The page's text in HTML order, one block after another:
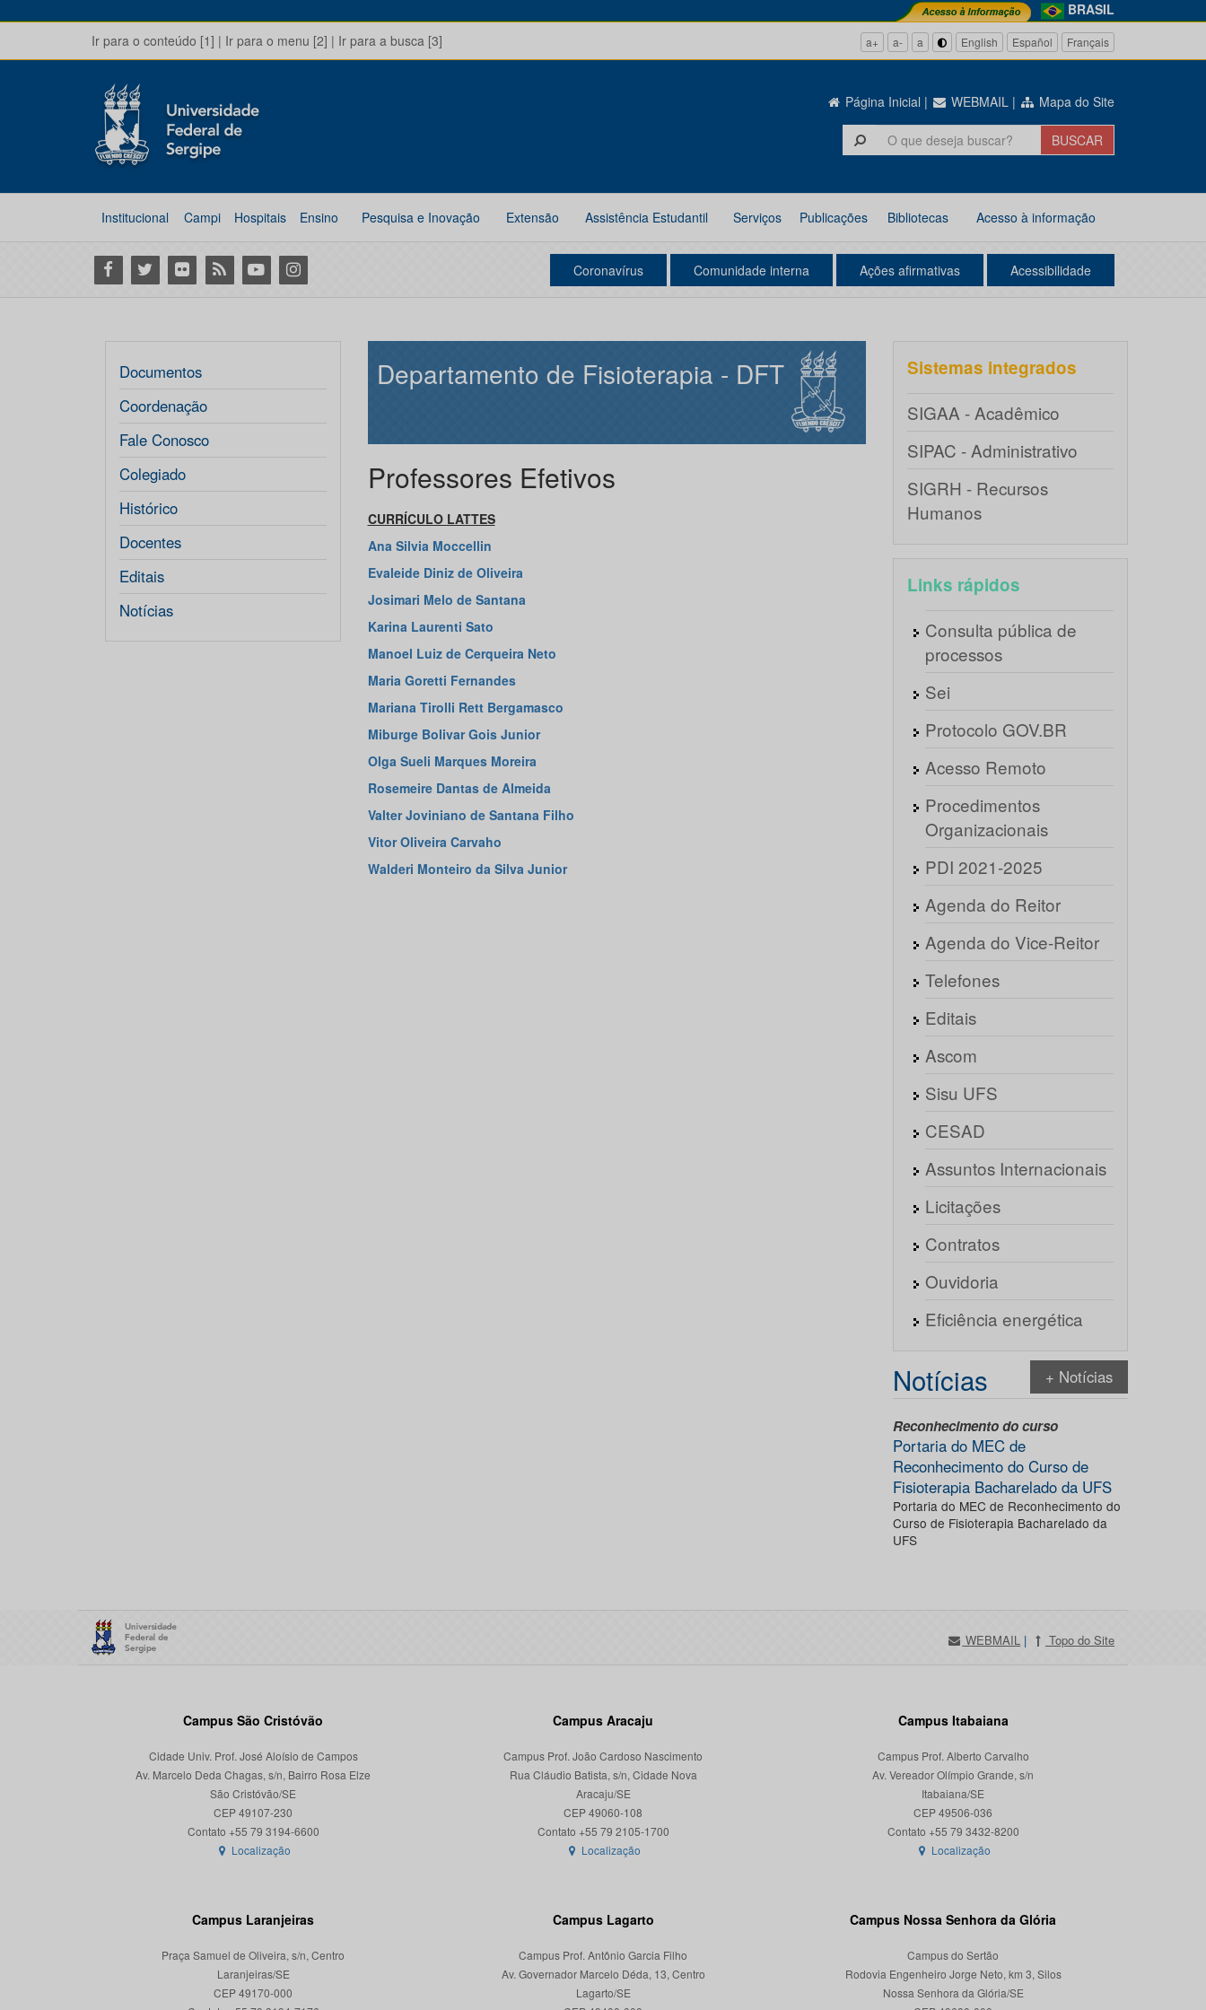
BRASIL
Ir para o conteúdo [1] | Ir para o menu [2] | Ir para a busca [3] a+ a- a English Español Français
Página Inicial | WEBMAIL | Mapa do Site
Institucional Campi Hospitais Ensino Pesquisa e Inovação Extensão Assistência Estudantil Serviços Publicações Bibliotecas Acesso à informação
Facebook
Twitter Flickr RSS YoutubeInstagram Coronavírus Comunidade interna Ações afirmativas Acessibilidade
Documentos
Coordenação
Fale Conosco
Colegiado
Histórico
Docentes
Editais
Notícias
Departamento de Fisioterapia - DFT
Professores Efetivos
CURRÍCULO LATTES
Ana Silvia Moccellin
Evaleide Diniz de Oliveira
Josimari Melo de Santana
Karina Laurenti Sato
Manoel Luiz de Cerqueira Neto
Maria Goretti Fernandes
Mariana Tirolli Rett Bergamasco
Miburge Bolivar Gois Junior
Olga Sueli Marques Moreira
Rosemeire Dantas de Almeida
Valter Joviniano de Santana Filho
Vitor Oliveira Carvaho
Walderi Monteiro da Silva Junior
Sistemas integrados
SIGAA - Acadêmico
SIPAC - Administrativo
SIGRH - Recursos
Humanos
Links rápidos
Consulta pública de
processos
Sei
Protocolo GOV.BR
Acesso Remoto
Procedimentos
Organizacionais
PDI 2021-2025
Agenda do Reitor
Agenda do Vice-Reitor
Telefones
Editais
Ascom
Sisu UFS
CESAD
Assuntos Internacionais
Licitações
Contratos
Ouvidoria
Eficiência energética
Notícias + Notícias
Reconhecimento do curso
Portaria do MEC de
Reconhecimento do Curso de
Fisioterapia Bacharelado da UFS
Portaria do MEC de Reconhecimento do
Curso de Fisioterapia Bacharelado da
UFS
WEBMAIL | Topo do Site
Campus São Cristóvão
Cidade Univ. Prof. José Aloísio de Campos
Av. Marcelo Deda Chagas, s/n, Bairro Rosa Elze
São Cristóvão/SE
CEP 49107-230
Localização
Campus Aracaju
Campus Prof. João Cardoso Nascimento
Rua Cláudio Batista, s/n, Cidade Nova
Aracaju/SE
CEP 49060-108
Localização
Campus Itabaiana
Campus Prof. Alberto Carvalho
Av. Vereador Olímpio Grande, s/n
Itabaiana/SE
CEP 49506-036
Localização
Campus Laranjeiras
Praça Samuel de Oliveira, s/n, Centro
Laranjeiras/SE
CEP 49170-000
Campus Lagarto
Campus Prof. Antônio Garcia Filho
Av. Governador Marcelo Déda, 13, Centro
Lagarto/SE
Campus Nossa Senhora da Glória
Campus do Sertão
Rodovia Engenheiro Jorge Neto, km 3, Silos
Nossa Senhora da Glória/SE